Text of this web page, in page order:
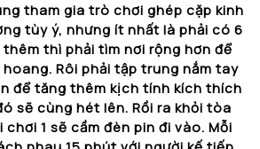
tham gia trò chơi ghép cặp kinh
tùy ý, nhưng ít nhất là phải có 6
thì phải tìm nơi rộng hơn để
Rôi phải tập trung nắm tay
để tăng thêm kịch tính kích thích
sẽ cùng hét lên. Rồi ra khỏi tòa
1 sẽ cầm đèn pin đi vào. Mỗi